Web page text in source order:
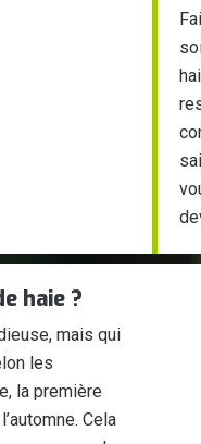
haie ?
mais qui
les
la première
Cela